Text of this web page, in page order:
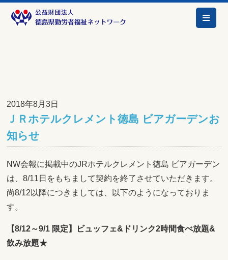
2018年8月3日
ＪＲホテルクレメント徳島 ビアガーデンお
知らせ
NW会報に掲載中のJRホテルクレメント徳島 ビアガーデン
は、8/11日をもちまして契約を終了させていただきます。
尚8/12以降につきましては、以下のようになっておりま
す。
【8/12～9/1 限定】ビュッフェ& ドリンク2時間食べ放題&
飲み放題★